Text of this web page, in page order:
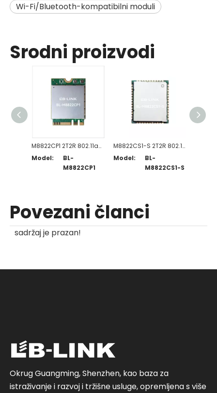
Wi-Fi/Bluetooth-kompatibilni moduli
Srodni proizvodi
M8822CP1 2T2R 802.11a/b/g/n/ac WiFi + modul kompatibilan s BT5.0
Model:
BL-
M8822CP1
M8822CS1-S 2T2R 802.11a/b/g/n/ac WiFi + BT5.0-kompatibilni modul
Model:
BL-
M8822CS1-S
Povezani članci
sadržaj je prazan!
Okrug Guangming, Shenzhen, kao baza za
istraživanje i razvoj i tržišne usluge, opremljena s više